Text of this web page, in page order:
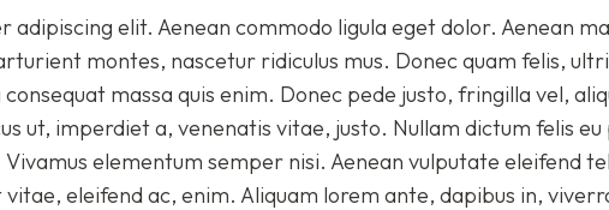
elit. Aenean commodo ligula eget dolor. Aenean
montes, nascetur ridiculus mus. Donec quam felis,
massa quis enim. Donec pede justo, fringilla vel,
ut, imperdiet a, venenatis vitae, justo. Nullam dictum felis eu
elementum semper nisi. Aenean vulputate eleifend
eleifend ac, enim. Aliquam lorem ante, dapibus in,